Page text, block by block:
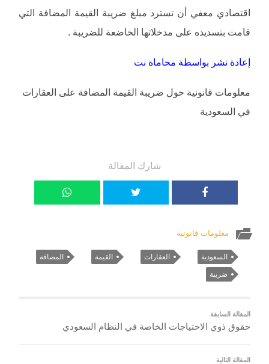
اقتصادي معفي أن تسترد مبلغ ضريبة القيمة المضافة التي
قامت بتسديده على مدخلاتها الخاضعة للضريبة .
إعادة نشر بواسطة محاماة نت
معلومات قانونية حول ضريبة القيمة المضافة على العقارات
في السعودية
شارك المقالة
معلومات قانونية
السعودية العقارات القيمة المضافة
ضريبة
المقالة السابقة
حقوق ذوي الاحتياجات الخاصة في النظام السعودي
المقالة التالية